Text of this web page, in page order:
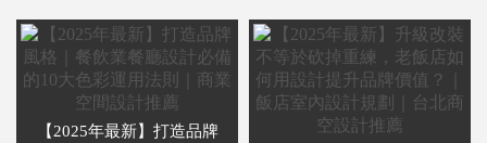
【2025年最新】打造品牌